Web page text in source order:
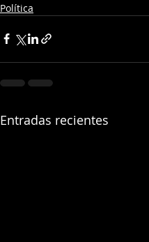
Política
Entradas recientes